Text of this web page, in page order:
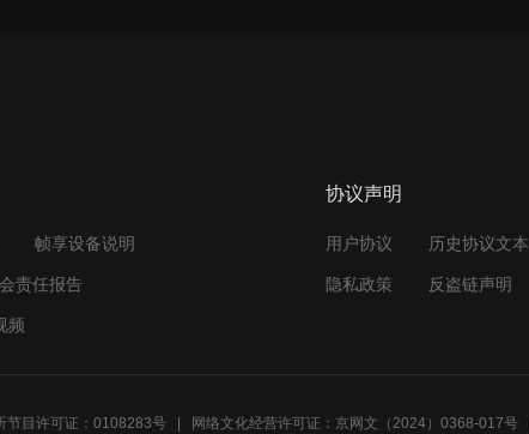
帧享设备说明
责任报告
频
协议声明
用户协议 历史协议文本
隐私政策 反盗链声明
节目许可证：0108283号 网络文化经营许可证：京网文（2024）0368-017号